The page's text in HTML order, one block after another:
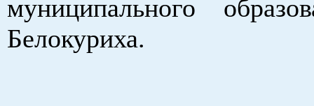
муниципального
Белокуриха.